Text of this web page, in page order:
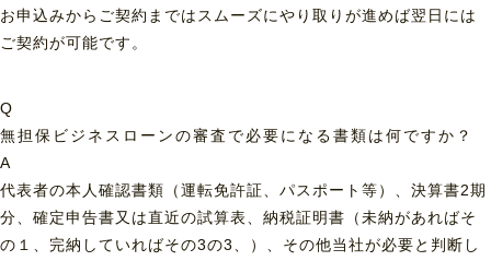
お申込みからご契約まではスムーズにやり取りが進めば翌日には
ご契約が可能です。
Q
無担保ビジネスローンの審査で必要になる書類は何ですか？
A
代表者の本人確認書類（運転免許証、パスポート等）、決算書2期
分、確定申告書又は直近の試算表、納税証明書（未納があればそ
の１、完納していればその3の3、）、その他当社が必要と判断し